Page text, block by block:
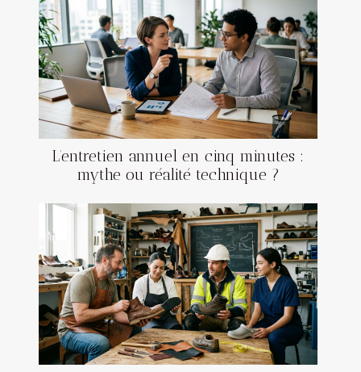
L’entretien annuel en cinq minutes :
mythe ou réalité technique ?